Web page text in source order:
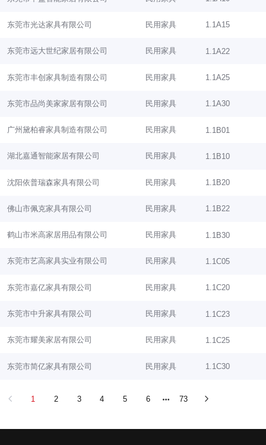
东莞市光达家具有限公司 民用家具 1.1A15
东莞市远大世纪家居有限公司 民用家具 1.1A22
东莞市丰创家具制造有限公司 民用家具 1.1A25
东莞市品尚美家家居有限公司 民用家具 1.1A30
广州黛柏睿家具制造有限公司 民用家具 1.1B01
湖北嘉通智能家居有限公司 民用家具 1.1B10
沈阳依普瑞森家具有限公司 民用家具 1.1B20
佛山市佩克家具有限公司 民用家具 1.1B22
鹤山市米高家居用品有限公司 民用家具 1.1B30
东莞市艺高家具实业有限公司 民用家具 1.1C05
东莞市嘉亿家具有限公司 民用家具 1.1C20
东莞市中升家具有限公司 民用家具 1.1C23
东莞市耀美家居有限公司 民用家具 1.1C25
东莞市简亿家具有限公司 民用家具 1.1C30
1 2 3 4 5 6 73